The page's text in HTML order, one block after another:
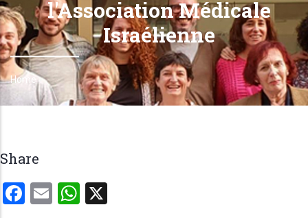
l'Association Médicale
Israélienne
Breadcrumb
Home
Share
Facebook
EmailWhatsApp